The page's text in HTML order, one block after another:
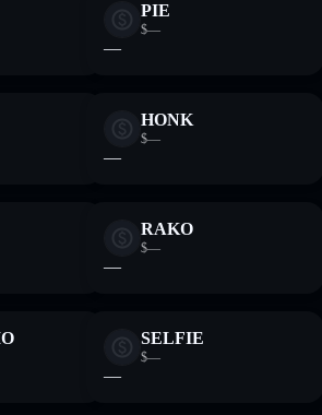
PIE
$—
—
HONK
$—
—
RAKO
$—
—
SELFIE
$—
—